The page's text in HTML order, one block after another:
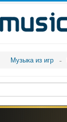
Музыка из игр